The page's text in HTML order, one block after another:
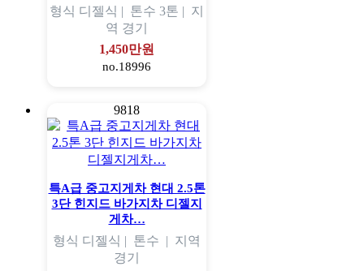
형식 디젤식 | 톤수 3톤 | 지
역 경기
1,450만원
no.18996
9818
특A급 중고지게차 현대 2.5톤
3단 힌지드 바가지차 디젤지
게차…
형식 디젤식 | 톤수 | 지역
경기